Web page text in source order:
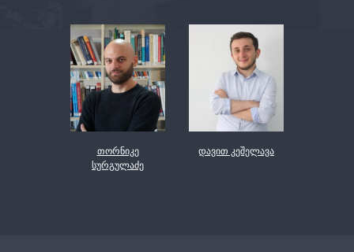
თორნიკე
სურგულაძე
დავით კეშელავა